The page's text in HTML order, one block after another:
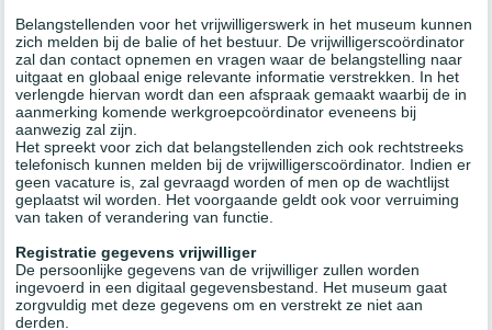
Belangstellenden voor het vrijwilligerswerk in het museum kunnen
zich melden bij de balie of het bestuur. De vrijwilligerscoördinator
zal dan contact opnemen en vragen waar de belangstelling naar
uitgaat en globaal enige relevante informatie verstrekken. In het
verlengde hiervan wordt dan een afspraak gemaakt waarbij de in
aanmerking komende werkgroepcoördinator eveneens bij
aanwezig zal zijn.
Het spreekt voor zich dat belangstellenden zich ook rechtstreeks
telefonisch kunnen melden bij de vrijwilligerscoördinator. Indien er
geen vacature is, zal gevraagd worden of men op de wachtlijst
geplaatst wil worden. Het voorgaande geldt ook voor verruiming
van taken of verandering van functie.
Registratie gegevens vrijwilliger
De persoonlijke gegevens van de vrijwilliger zullen worden
ingevoerd in een digitaal gegevensbestand. Het museum gaat
zorgvuldig met deze gegevens om en verstrekt ze niet aan
derden.